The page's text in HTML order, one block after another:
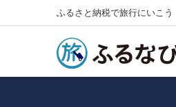
ふるさと納税で旅行にいこ